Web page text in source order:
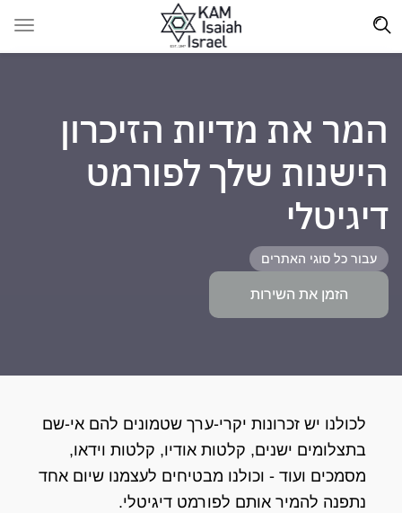
המר את מדיות הזיכרון
הישנות שלך לפורמט
דיגיטלי
עבור כל סוגי האתרים
הזמן את השירות
לכולנו יש זכרונות יקרי-ערך שטמונים להם אי-שם
בתצלומים ישנים, קלטות אודיו, קלטות וידאו,
מסמכים ועוד - וכולנו מבטיחים לעצמנו שיום אחד
נתפנה להמיר אותם לפורמט דיגיטלי.